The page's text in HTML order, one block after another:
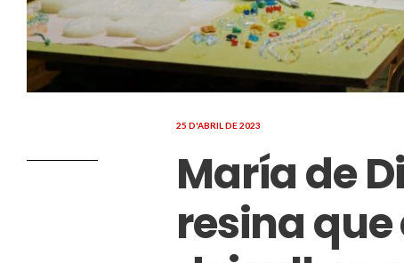
25 D'ABRIL DE 2023
María de
resina